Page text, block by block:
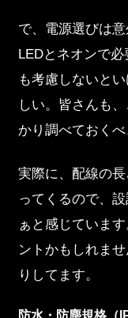
で、電源選びは
LEDとネオンで
も考慮しないと
しい。皆さんも
かり調べておくべ
実際に、配線の
ってくるので、
ぁと感じていま
ントかもしれま
りしてます。
防水・防塵規格（